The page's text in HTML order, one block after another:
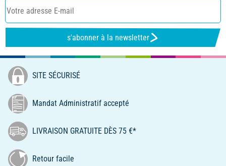
s'abonner à la newsletter
SITE SÉCURISÉ
Mandat Administratif accepté
LIVRAISON GRATUITE DÈS 75 €*
Retour facile